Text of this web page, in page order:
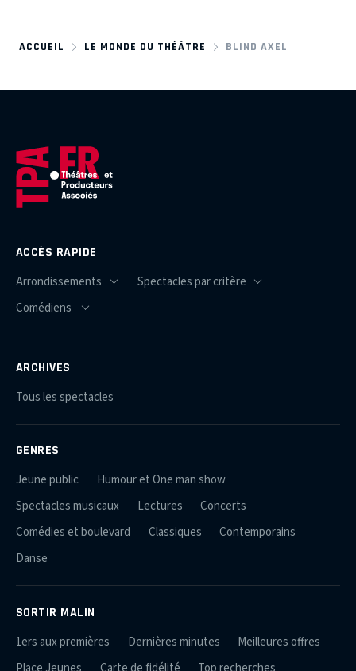
ACCUEIL LE MONDE DU THÉÂTRE BLIND AXEL
ACCÈS RAPIDE
ARCHIVES
Tous les spectacles
GENRES
Jeune public
Humour et One man show
Spectacles musicaux
Lectures
Concerts
Comédies et boulevard
Classiques
Contemporains
Danse
SORTIR MALIN
1ers aux premières Dernières minutes
Meilleures offres